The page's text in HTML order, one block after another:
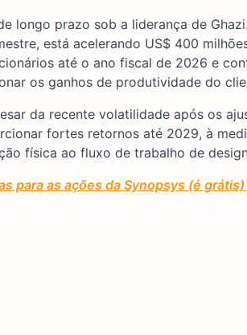
longo prazo sob a liderança de
está acelerando US$ 400
até o ano fiscal de 2026 e
os ganhos de produtividade do
da recente volatilidade após os
fortes retornos até 2029, à
física ao fluxo de trabalho de
para as ações da Synopsys (é